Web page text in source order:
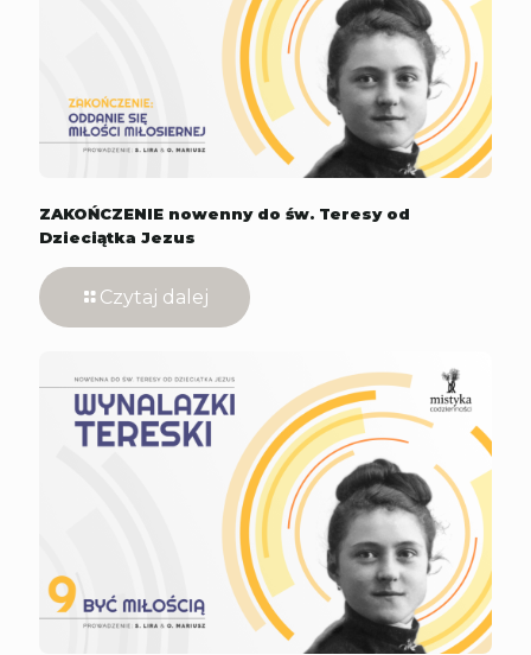
ZAKOŃCZENIE nowenny do św. Teresy od
Dzieciątka Jezus
Czytaj dalej